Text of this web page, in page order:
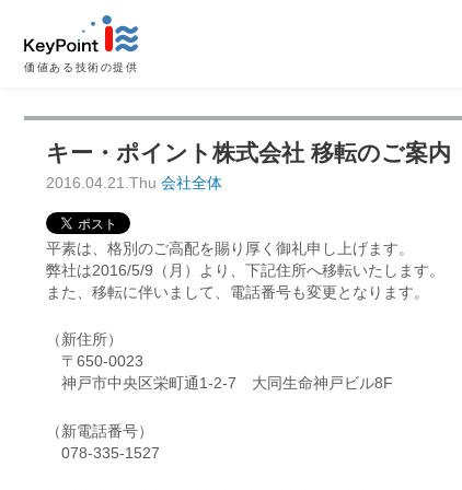
価値ある技術の提供
キー・ポイント株式会社 移転のご案内
2016.04.21.Thu 会社全体
平素は、格別のご高配を賜り厚く御礼申し上げます。
弊社は2016/5/9（月）より、下記住所へ移転いたします。
また、移転に伴いまして、電話番号も変更となります。
（新住所）
〒650-0023
神戸市中央区栄町通1-2-7 大同生命神戸ビル8F
（新電話番号）
078-335-1527